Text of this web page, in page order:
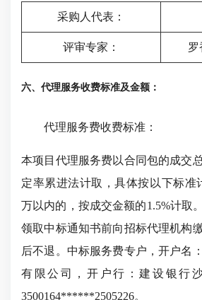
采购人代表：
评审专家： 罗
六、代理服务收费标准及金额：
代理服务费收费标准：
本项目代理服务费以合同包的成交
定率累进法计取，具体按以下标准
万以内的，按成交金额的1.5%计取
领取中标通知书前向招标代理机构
后不退。中标服务费专户，开户名
有限公司，开户行：建设银行
3500164******2505226。